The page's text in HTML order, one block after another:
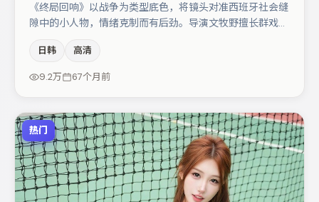
《终局回响》以战争为类型底色，将镜头对准西班牙社会缝
隙中的小人物，情绪克制而有后劲。导演文牧野擅长群戏与
宋佳的对手戏构成全片情感锚点，菅田将晖则以细节塑造推
动谜题层层揭开。节奏紧凑、反转有度，值得列入片单。
日韩 高清
9.2万 67个月前
热门